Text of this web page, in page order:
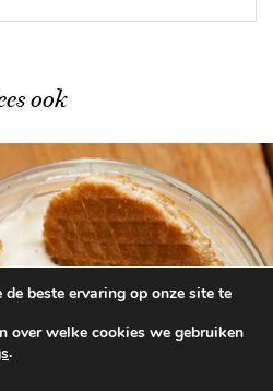
ook
met stroopwafels …
beste ervaring op onze site te
over welke cookies we gebruiken
.